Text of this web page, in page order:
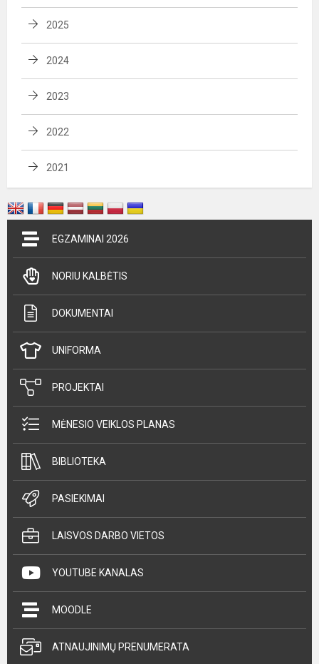
2025
2024
2023
2022
2021
EGZAMINAI 2026
NORIU KALBĖTIS
DOKUMENTAI
UNIFORMA
PROJEKTAI
MĖNESIO VEIKLOS PLANAS
BIBLIOTEKA
PASIEKIMAI
LAISVOS DARBO VIETOS
YOUTUBE KANALAS
MOODLE
ATNAUJINIMŲ PRENUMERATA